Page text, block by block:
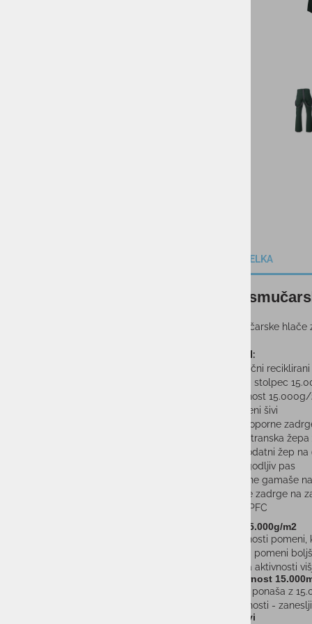
OPIS IZDELKA
Moške
Moške smučarske
LASTNOSTI:
Elastični
Vodni stolpec
Zračnost
Lepljeni šivi
Vodooporne
Dva stranska
En dodatni žep
Prilagodljiv pas
Snežne gamaše
Dolge zadrge na
Brez PFC
Zračnost 15.000g/m2
Enota zračnosti
Večja enota pomeni
primerno za aktivnosti
Vodoodpornost
Oblačilo se ponaša z
vodoodpornosti -
Lepljeni šivi